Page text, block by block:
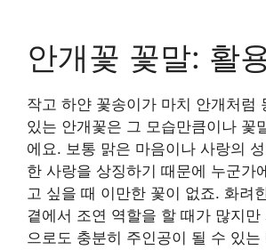
안개꽃 꽃말: 활
작고 하얀 꽃송이가 마치 안개처럼
있는 안개꽃은 그 모습만큼이나 꽃
에요. 보통 맑은 마음이나 사랑의
한 사랑을 상징하기 때문에 누군가
고 싶을 때 이만한 꽃이 없죠. 화려
곁에서 조연 역할을 할 때가 많지
으로도 충분히 주인공이 될 수 있는